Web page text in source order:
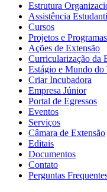
Estrutura
Assistência
Cursos
Projetos e Programas
Ações de Extensão
Curricularização da
Estágio e Mundo do
Criar Incubadora
Empresa Júnior
Portal de Egressos
Eventos
Serviços
Câmara de Extensão
Editais
Documentos
Contato
Perguntas